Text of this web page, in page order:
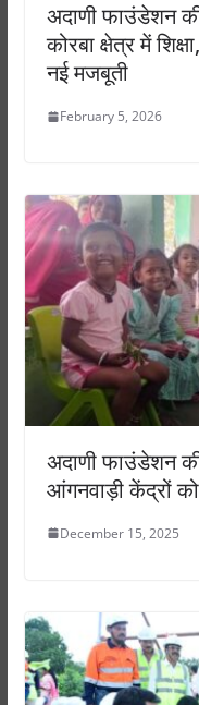
अदाणी फाउंडेशन
कोरबा क्षेत्र में
नई मजबूती
February 5, 2026
अदाणी फाउंडेशन
आंगनवाड़ी केंद्रों
December 15, 2025